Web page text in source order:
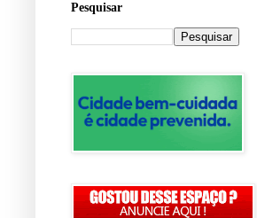
Pesquisar